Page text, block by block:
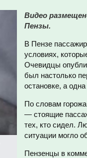
Видео
Пензы.
В Пензе
условиях,
Очевидцы
был настолько
остановке, а
По словам
— стоящие
тех, кто сидел.
ситуации могло
Пензенцы в